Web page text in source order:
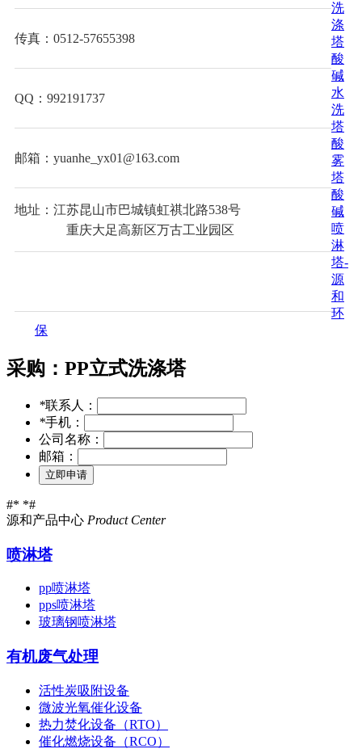
传真：0512-57655398
QQ：992191737
邮箱：yuanhe_yx01@163.com
地址：江苏昆山市巴城镇虹祺北路538号
重庆大足高新区万古工业园区
洗
涤
塔
酸
碱
水
洗
塔
酸
雾
塔
酸
碱
喷
淋
塔-
源
和
环
保
采购： PP立式洗涤塔
*联系人：
*手机：
公司名称：
邮箱：
#* *#
源和产品中心 Product Center
喷淋塔
pp喷淋塔
pps喷淋塔
玻璃钢喷淋塔
有机废气处理
活性炭吸附设备
微波光氧催化设备
热力焚化设备（RTO）
催化燃烧设备（RCO）